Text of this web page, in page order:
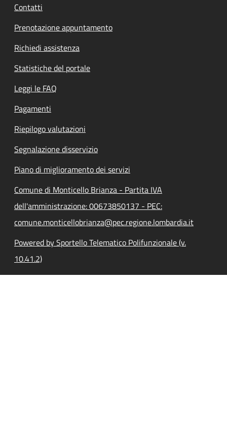
Contatti
Prenotazione appuntamento
Richiedi assistenza
Statistiche del portale
Leggi le FAQ
Pagamenti
Riepilogo valutazioni
Segnalazione disservizio
Piano di miglioramento dei servizi
Comune di Monticello Brianza - Partita IVA
dell'amministrazione: 00673850137 - PEC:
comune.monticellobrianza@pec.regione.lombardia.it
Powered by Sportello Telematico Polifunzionale (v.
10.41.2)